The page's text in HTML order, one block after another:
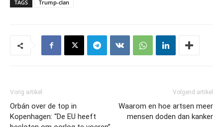
TAGS Trump-clan
Vorig artikel
Orbán over de top in
Kopenhagen: “De EU heeft
Volgend artikel
Waarom en hoe artsen meer
mensen doden dan kanker